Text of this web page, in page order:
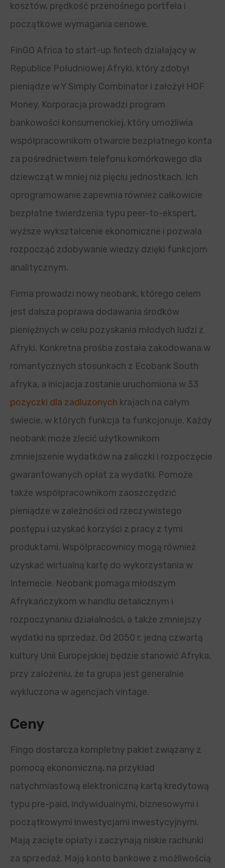
kosztów, prędkość przenośnego portfela i
początkowe wymagania cenowe.
FinGO Africa to start-up fintech działający w
Republice Południowej Afryki, który zdobył
pieniądze w Y Simply Combinator i założył HOF
Money. Korporacja prowadzi program
bankowości konsumenckiej, który umożliwia
współpracownikom otwarcie bezpłatnego konta
za pośrednictwem telefonu komórkowego dla
dziewcząt w mniej niż pięciu jednostkach. Ich
oprogramowanie zapewnia również całkowicie
bezpłatne twierdzenia typu peer-to-ekspert,
wyższe wykształcenie ekonomiczne i pozwala
rozpocząć zdobywanie wiedzy dzięki funkcjom
analitycznym.
Firma prowadzi nowy neobank, którego celem
jest dalsza poprawa dodawania środków
pieniężnych w celu pozyskania młodych ludzi z
Afryki. Konkretna prośba została zakodowana w
romantycznych stosunkach z Ecobank South
afryka, a inicjacja zostanie uruchomiona w 33
pozyczki dla zadluzonych krajach na całym
świecie, w których funkcja ta funkcjonuje. Każdy
neobank może zlecić użytkownikom
zmniejszenie wydatków na zaliczki i rozpoczęcie
gwarantowanych opłat za wydatki. Pomoże
także współpracownikom zaoszczędzić
pieniądze w zależności od rzeczywistego
postępu i uzyskać korzyści z pracy z tymi
produktami. Współpracownicy mogą również
uzyskać wirtualną kartę do wykorzystania w
Internecie. Neobank pomaga młodszym
Afrykańczykom w handlu detalicznym i
rozpoczynaniu działalności, a także zmniejszy
wydatki na sprzedaż. Od 2050 r. jedną czwartą
kultury Unii Europejskiej będzie stanowić Afryka,
przy założeniu, że ta grupa jest generalnie
wykluczona w agencjach vintage.
Ceny
Fingo dostarcza kompletny pakiet związany z
pomocą ekonomiczną, na przykład
natychmiastową elektroniczną kartą kredytową
typu pre-paid, indywidualnymi, biznesowymi i
początkowymi inwestycjami inwestycyjnymi.
Mają zacięte opłaty i zaczynają niskie rachunki
za sprzedaż. Mają konto bankowe z możliwością